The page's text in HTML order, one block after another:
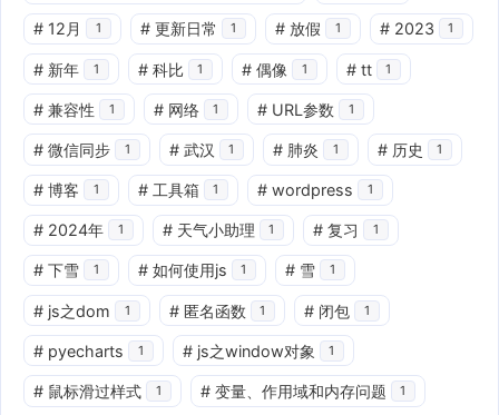
# 12月 1 # 更新日常 1 # 放假 1 # 2023 1
# 新年 1 # 科比 1 # 偶像 1 # tt 1
# 兼容性 1 # 网络 1 # URL参数 1
# 微信同步 1 # 武汉 1 # 肺炎 1 # 历史 1
# 博客 1 # 工具箱 1 # wordpress 1
# 2024年 1 # 天气小助理 1 # 复习 1
# 下雪 1 # 如何使用js 1 # 雪 1
# js之dom 1 # 匿名函数 1 # 闭包 1
# pyecharts 1 # js之window对象 1
# 鼠标滑过样式 1 # 变量、作用域和内存问题 1